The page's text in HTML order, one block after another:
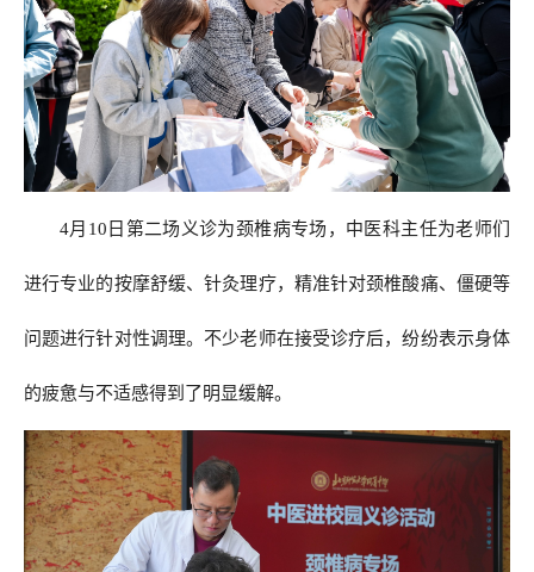
4月10日第二场义诊为颈椎病专场，中医科主任为老师们
进行专业的按摩舒缓、针灸理疗，精准针对颈椎酸痛、僵硬等
问题进行针对性调理。不少老师在接受诊疗后，纷纷表示身体
的疲惫与不适感得到了明显缓解。